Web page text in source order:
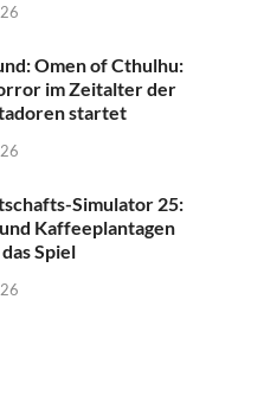
Omen of Cthulhu:
im Zeitalter der
startet
Simulator 25:
Kaffeeplantagen
Spiel